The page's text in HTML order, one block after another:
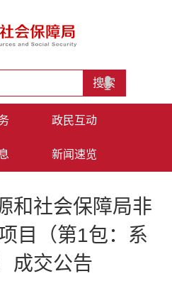
政民互动
新闻速览
和社会保障局非
目（第1包：系
成交公告